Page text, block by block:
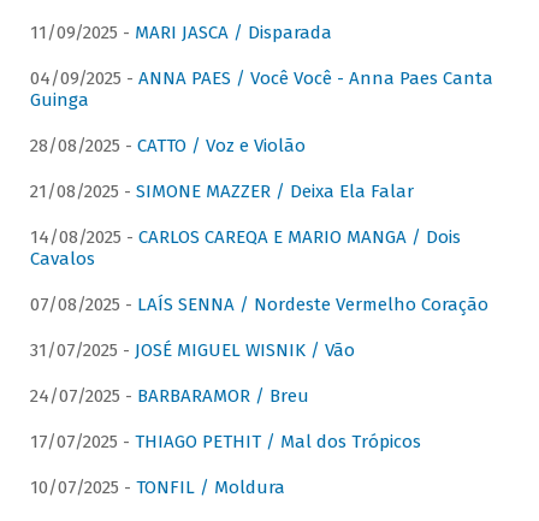
11/09/2025 - MARI JASCA / Disparada
04/09/2025 - ANNA PAES / Você Você - Anna Paes Canta
Guinga
28/08/2025 - CATTO / Voz e Violão
21/08/2025 - SIMONE MAZZER / Deixa Ela Falar
14/08/2025 - CARLOS CAREQA E MARIO MANGA / Dois
Cavalos
07/08/2025 - LAÍS SENNA / Nordeste Vermelho Coração
31/07/2025 - JOSÉ MIGUEL WISNIK / Vão
24/07/2025 - BARBARAMOR / Breu
17/07/2025 - THIAGO PETHIT / Mal dos Trópicos
10/07/2025 - TONFIL / Moldura